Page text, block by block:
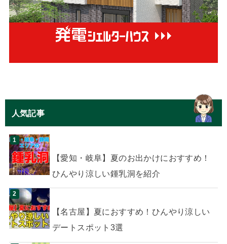
人気記事
【愛知・岐阜】夏のお出かけにおすすめ！
ひんやり涼しい鍾乳洞を紹介
【名古屋】夏におすすめ！ひんやり涼しい
デートスポット3選